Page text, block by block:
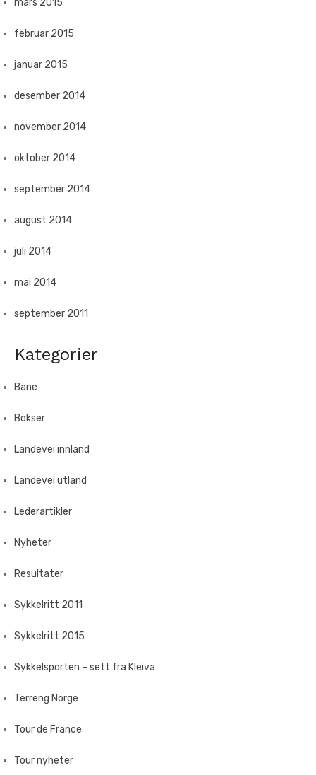
mars 2015
februar 2015
januar 2015
desember 2014
november 2014
oktober 2014
september 2014
august 2014
juli 2014
mai 2014
september 2011
Kategorier
Bane
Bokser
Landevei innland
Landevei utland
Lederartikler
Nyheter
Resultater
Sykkelritt 2011
Sykkelritt 2015
Sykkelsporten – sett fra Kleiva
Terreng Norge
Tour de France
Tour nyheter